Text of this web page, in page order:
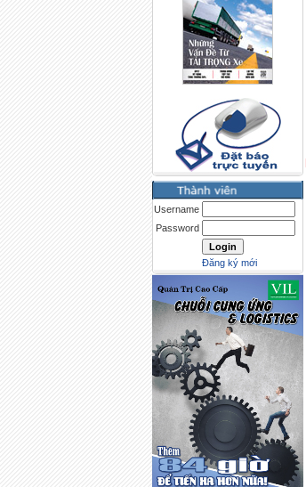
Username
Password
Đăng ký mới